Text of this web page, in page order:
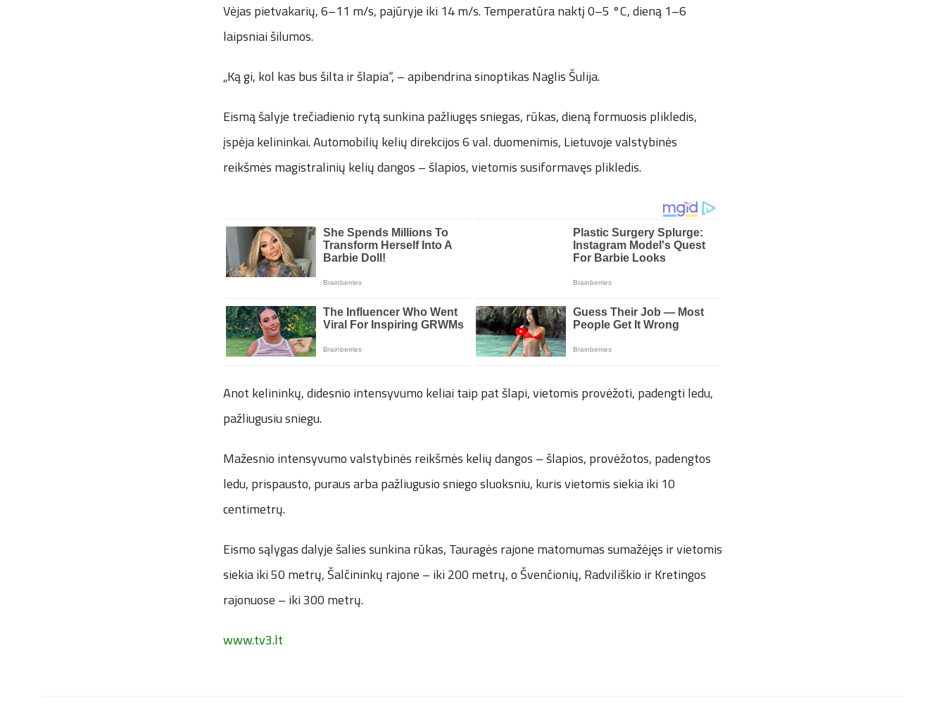
Vėjas pietvakarių, 6–11 m/s, pajūryje iki 14 m/s. Temperatūra naktį 0–5 °C, dieną 1–6
laipsniai šilumos.
„Ką gi, kol kas bus šilta ir šlapia“, – apibendrina sinoptikas Naglis Šulija.
Eismą šalyje trečiadienio rytą sunkina pažliugęs sniegas, rūkas, dieną formuosis plikledis,
įspėja kelininkai. Automobilių kelių direkcijos 6 val. duomenimis, Lietuvoje valstybinės
reikšmės magistralinių kelių dangos – šlapios, vietomis susiformavęs plikledis.
Anot kelininkų, didesnio intensyvumo keliai taip pat šlapi, vietomis provėžoti, padengti ledu,
pažliugusiu sniegu.
Mažesnio intensyvumo valstybinės reikšmės kelių dangos – šlapios, provėžotos, padengtos
ledu, prispausto, puraus arba pažliugusio sniego sluoksniu, kuris vietomis siekia iki 10
centimetrų.
Eismo sąlygas dalyje šalies sunkina rūkas, Tauragės rajone matomumas sumažėjęs ir vietomis
siekia iki 50 metrų, Šalčininkų rajone – iki 200 metrų, o Švenčionių, Radviliškio ir Kretingos
rajonuose – iki 300 metrų.
www.tv3.lt